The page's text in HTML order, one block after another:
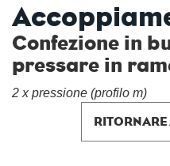
Confezione in
pressare in
2 x pressione (profilo m)
RITORNARE